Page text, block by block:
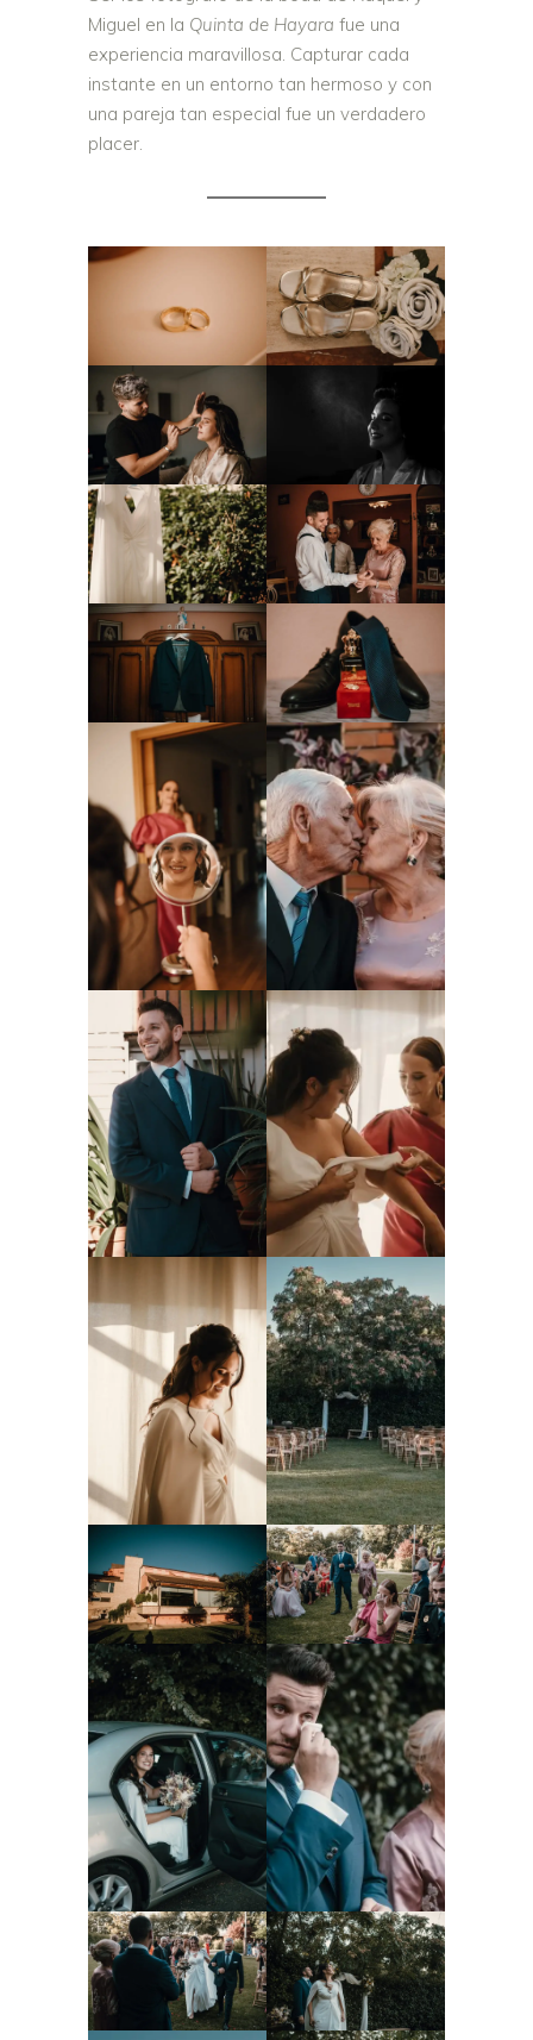
Miguel en la Quinta de Hayara fue una
experiencia maravillosa. Capturar cada
instante en un entorno tan hermoso y con
una pareja tan especial fue un verdadero
placer.